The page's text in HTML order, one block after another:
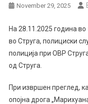
November 29, 2025
На 28.11.2025 година
во Струга, полициски
полиција при ОВР
од Струга.
При извршен преглед,
опојна дрога